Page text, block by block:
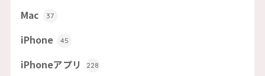
Mac 37
iPhone 45
iPhoneアプリ 228